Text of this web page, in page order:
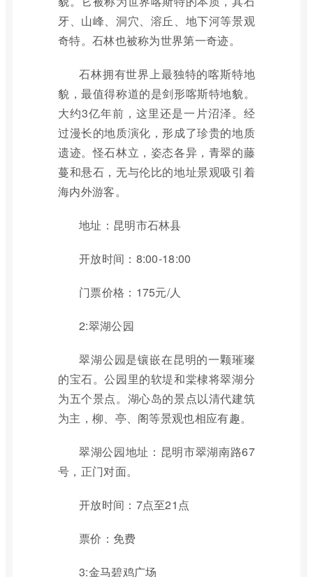
牙、山峰、洞穴、溶丘、地下河等景观
奇特。石林也被称为世界第一奇迹。
石林拥有世界上最独特的喀斯特地
貌，最值得称道的是剑形喀斯特地貌。
大约3亿年前，这里还是一片沼泽。经
过漫长的地质演化，形成了珍贵的地质
遗迹。怪石林立，姿态各异，青翠的藤
蔓和悬石，无与伦比的地址景观吸引着
海内外游客。
地址：昆明市石林县
开放时间：8:00-18:00
门票价格：175元/人
2:翠湖公园
翠湖公园是镶嵌在昆明的一颗璀璨
的宝石。公园里的软堤和棠棣将翠湖分
为五个景点。湖心岛的景点以清代建筑
为主，柳、亭、阁等景观也相应有趣。
翠湖公园地址：昆明市翠湖南路67
号，正门对面。
开放时间：7点至21点
票价：免费
3:金马碧鸡广场